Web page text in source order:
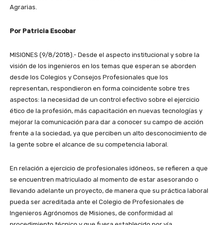
Agrarias.
Por Patricia Escobar
MISIONES (9/8/2018).- Desde el aspecto institucional y sobre la
visión de los ingenieros en los temas que esperan se aborden
desde los Colegios y Consejos Profesionales que los
representan, respondieron en forma coincidente sobre tres
aspectos: la necesidad de un control efectivo sobre el ejercicio
ético de la profesión, más capacitación en nuevas tecnologías y
mejorar la comunicación para dar a conocer su campo de acción
frente a la sociedad, ya que perciben un alto desconocimiento de
la gente sobre el alcance de su competencia laboral.
En relación a ejercicio de profesionales idóneos, se refieren a que
se encuentren matriculado al momento de estar asesorando o
llevando adelante un proyecto, de manera que su práctica laboral
pueda ser acreditada ante el Colegio de Profesionales de
Ingenieros Agrónomos de Misiones, de conformidad al